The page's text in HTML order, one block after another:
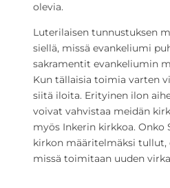
olevia.
Luterilaisen tunnustuksen
siellä, missä evankeliumi
sakramentit evankeliumin
Kun tällaisia toimia varten
siitä iloita. Erityinen ilon
voivat vahvistaa meidän
myös Inkerin kirkkoa. Onko
kirkon määritelmäksi tullut,
missä toimitaan uuden